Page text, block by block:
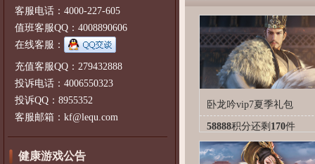
客服电话：4000-227-605
值班客服QQ：4008890606
在线客服：
充值客服QQ：279432888
投诉电话：4006550323
投诉QQ：8955352
客服邮箱：kf@lequ.com
健康游戏公告
卧龙吟vip7夏季礼包
58888积分还剩 170件